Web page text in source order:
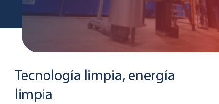
Tecnología limpia, energía
limpia